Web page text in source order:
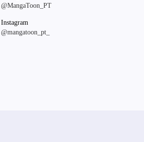
@MangaToon_PT
Instagram
@mangatoon_pt_